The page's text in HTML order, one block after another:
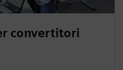
convertitori